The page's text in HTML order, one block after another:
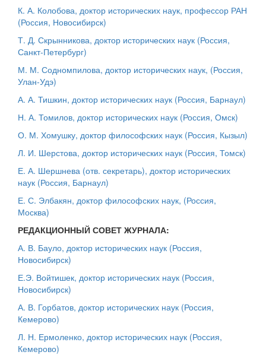
К. А. Колобова, доктор исторических наук, профессор РАН
(Россия, Новосибирск)
Т. Д. Скрынникова, доктор исторических наук (Россия,
Санкт-Петербург)
М. М. Содномпилова, доктор исторических наук, (Россия,
Улан-Удэ)
А. А. Тишкин, доктор исторических наук (Россия, Барнаул)
Н. А. Томилов, доктор исторических наук (Россия, Омск)
О. М. Хомушку, доктор философских наук (Россия, Кызыл)
Л. И. Шерстова, доктор исторических наук (Россия, Томск)
Е. А. Шершнева (отв. секретарь), доктор исторических
наук (Россия, Барнаул)
Е. С. Элбакян, доктор философских наук, (Россия,
Москва)
РЕДАКЦИОННЫЙ СОВЕТ ЖУРНАЛА:
А. В. Бауло, доктор исторических наук (Россия,
Новосибирск)
Е.Э. Войтишек, доктор исторических наук (Россия,
Новосибирск)
А. В. Горбатов, доктор исторических наук (Россия,
Кемерово)
Л. Н. Ермоленко, доктор исторических наук (Россия,
Кемерово)